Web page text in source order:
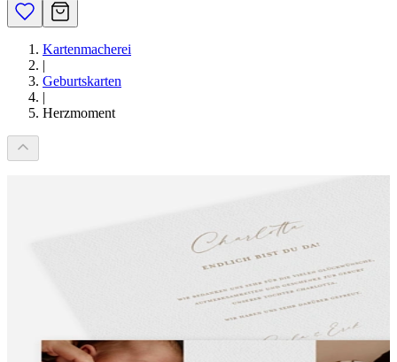
Kartenmacherei
|
Geburtskarten
|
Herzmoment